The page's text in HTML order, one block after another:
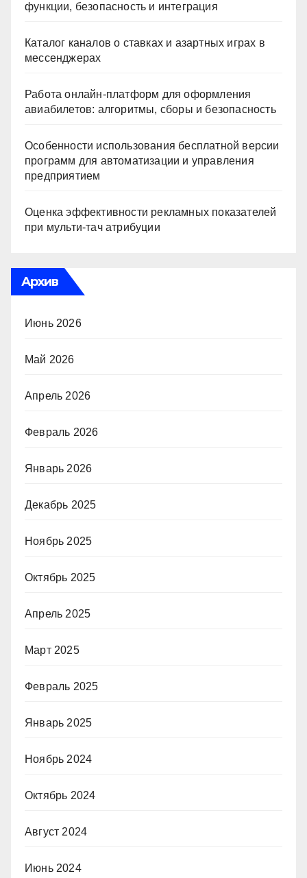
функции, безопасность и интеграция
Каталог каналов о ставках и азартных играх в
мессенджерах
Работа онлайн‑платформ для оформления
авиабилетов: алгоритмы, сборы и безопасность
Особенности использования бесплатной версии
программ для автоматизации и управления
предприятием
Оценка эффективности рекламных показателей
при мульти-тач атрибуции
Архив
Июнь 2026
Май 2026
Апрель 2026
Февраль 2026
Январь 2026
Декабрь 2025
Ноябрь 2025
Октябрь 2025
Апрель 2025
Март 2025
Февраль 2025
Январь 2025
Ноябрь 2024
Октябрь 2024
Август 2024
Июнь 2024